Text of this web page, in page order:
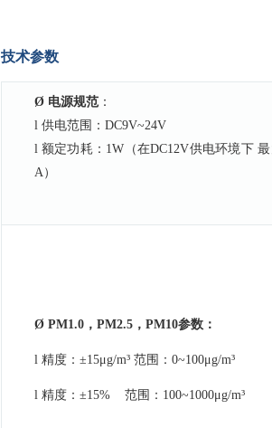
技术参数
Ø 电源规范：
l 供电范围：DC9V~24V
l 额定功耗：1W（在DC12V供电环境下
A）
Ø PM1.0，PM2.5，PM10参数：
l 精度： ±15μg/m³ 范围： 0~100μg/m³
l 精度： ±15% 范围： 100~1000μg/m³